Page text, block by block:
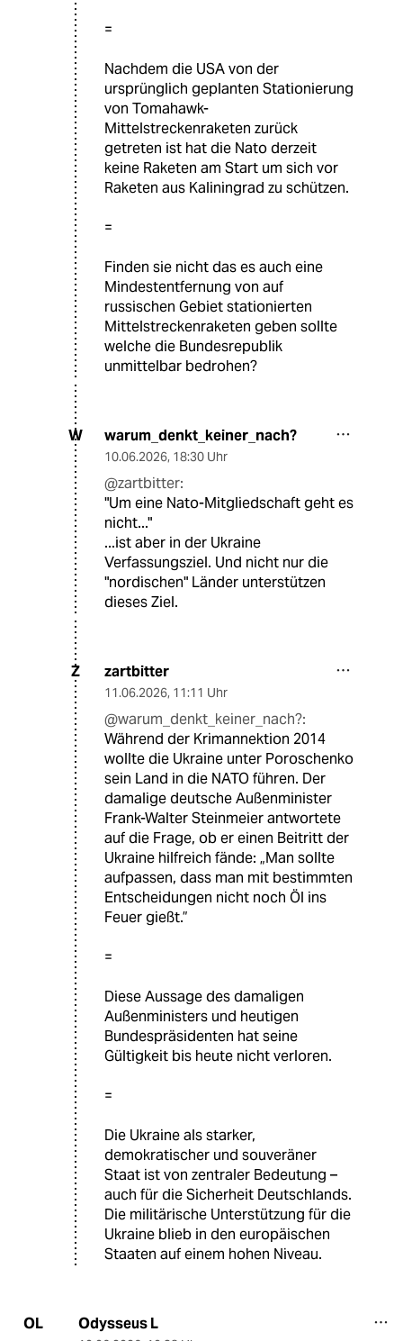
=
Nachdem die USA von der
ursprünglich geplanten Stationierung
von Tomahawk-
Mittelstreckenraketen zurück
getreten ist hat die Nato derzeit
keine Raketen am Start um sich vor
Raketen aus Kaliningrad zu schützen.
=
Finden sie nicht das es auch eine
Mindestentfernung von auf
russischen Gebiet stationierten
Mittelstreckenraketen geben sollte
welche die Bundesrepublik
unmittelbar bedrohen?
W warum_denkt_keiner_nach?
10.06.2026, 18:30 Uhr
@zartbitter:
"Um eine Nato-Mitgliedschaft geht es
nicht..."
...ist aber in der Ukraine
Verfassungsziel. Und nicht nur die
"nordischen" Länder unterstützen
dieses Ziel.
Z zartbitter
11.06.2026, 11:11 Uhr
@warum_denkt_keiner_nach?:
Während der Krimannektion 2014
wollte die Ukraine unter Poroschenko
sein Land in die NATO führen. Der
damalige deutsche Außenminister
Frank-Walter Steinmeier antwortete
auf die Frage, ob er einen Beitritt der
Ukraine hilfreich fände: „Man sollte
aufpassen, dass man mit bestimmten
Entscheidungen nicht noch Öl ins
Feuer gießt.”
=
Diese Aussage des damaligen
Außenministers und heutigen
Bundespräsidenten hat seine
Gültigkeit bis heute nicht verloren.
=
Die Ukraine als starker,
demokratischer und souveräner
Staat ist von zentraler Bedeutung –
auch für die Sicherheit Deutschlands.
Die militärische Unterstützung für die
Ukraine blieb in den europäischen
Staaten auf einem hohen Niveau.
OL Odysseus L